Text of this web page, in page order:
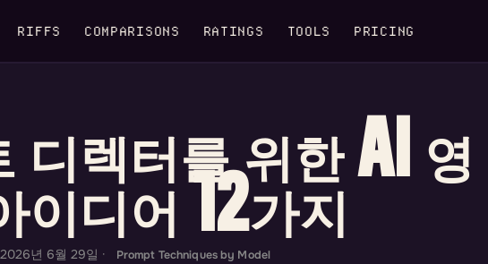
디렉터를 위한 AI 영
이디어 12가지
2026년 6월 29일 · Prompt Techniques by Model
RIFFS COMPARISONS RATINGS TOOLS PRICING